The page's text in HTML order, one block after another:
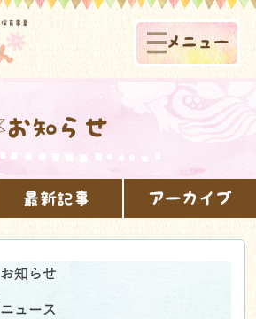
メニュー
お知らせ
最新記事 アーカイブ
お知らせ
ニュース